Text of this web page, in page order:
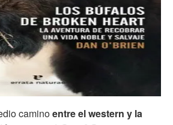
caminoentre el western y la